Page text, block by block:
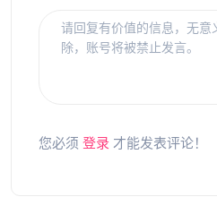
您必须 登录 才能发表评论！